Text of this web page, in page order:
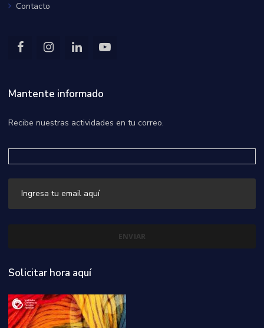
Contacto
Mantente informado
Recibe nuestras actividades en tu correo.
Solicitar hora aquí